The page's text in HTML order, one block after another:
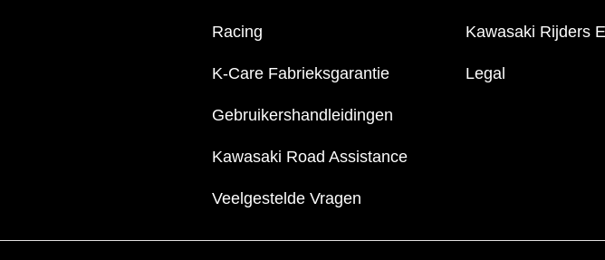
Racing
K-Care Fabrieksgarantie
Gebruikershandleidingen
Kawasaki Road Assistance
Veelgestelde Vragen
Kawasaki Rijders
Legal